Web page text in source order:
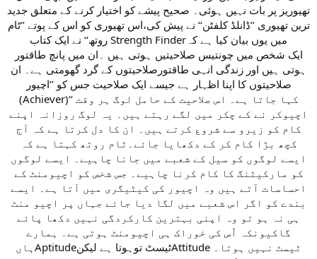
تھیوریز پر بات نہیں ہوئی۔ صحیح پیشے کو اختیار کرنے کے متعلق جدید
ترین تھیوری ’’ڈانلڈ کلفٹن‘‘ نے پیش کی،اس تھیوری کو اس کے پوتے ’’ٹام
روتھ‘‘ نے ایک کتاب Strength Finderمیں یوں بیان کیا ہے کہ
ایک شخص میں چونتیس صلاحیتیں ہوتی ہیں ۔ان میں پانچ طاقتور
ہوتی ہیں اور زندگی انہی طاقتورصلاحیتوں کے گرد گھومتی ہے۔ ان
صلاحیتوں کا اپنا اظہار ہے جیسے ایک صلاحیت جس کو ’’اچیور
(Achiever)‘‘ کہا جاتا ہے۔ اس صلاحیت کے حامل لوگ ہر وقت
اچیوکر نے کے چکر میں لگے رہتے ہیں۔ یہ لوگ روزانہ اپنے
کام کو زیرو سے شروع کرتے ہیں۔ ان کا دل کرتا ہے کہ آج
کچھ بڑا کام کر کے دکھایا جائے۔ٹام روتھ کہتا ہے کہ
ایسے لوگوں کو سیل کے شعبے میں جانا چاہیے۔ ایسے لوگوں
کو مارکیٹنگ کا کام کرنا چاہیے۔ جس شخص کو اچیومنٹ کے
احساسات آتے ہیں وہ اچیور کی کیٹیگری میں آتا ہے۔ ایسے
بندے کو اگر اس شعبے میں لگا دیا جائے جہاں پر اچیو منٹ
ہی نہ ہو تو وہ اپنی بہترین کارکردگی نہیں دکھا پائے
گاکیونکہ اُس کی خوراک ہی اچیومنٹ ہوتی ہے۔ ہمارے
ہاںAptitudeٹیسٹ توہوتا ہے لیکنAttitude ٹیسٹ نہیں ہوتا۔